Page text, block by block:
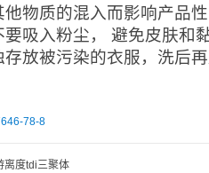
他物质的混入而影响产品
要吸入粉尘， 避免皮肤和
存放被污染的衣服，洗后
78-8
离度tdi三聚体